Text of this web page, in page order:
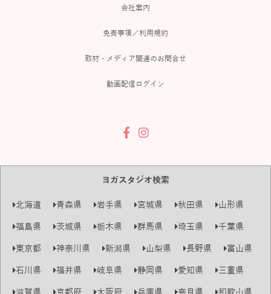
会社案内
免責事項／利用規約
取材・メディア関連のお問合せ
動画配信ログイン
ヨガスタジオ検索
北海道 青森県 岩手県 宮城県 秋田県
山形県
福島県
茨城県 栃木県 群馬県 埼玉県
千葉県
東京都
神奈川県 新潟県 山梨県 長野県
富山県
石川県
福井県 岐阜県 静岡県 愛知県
三重県